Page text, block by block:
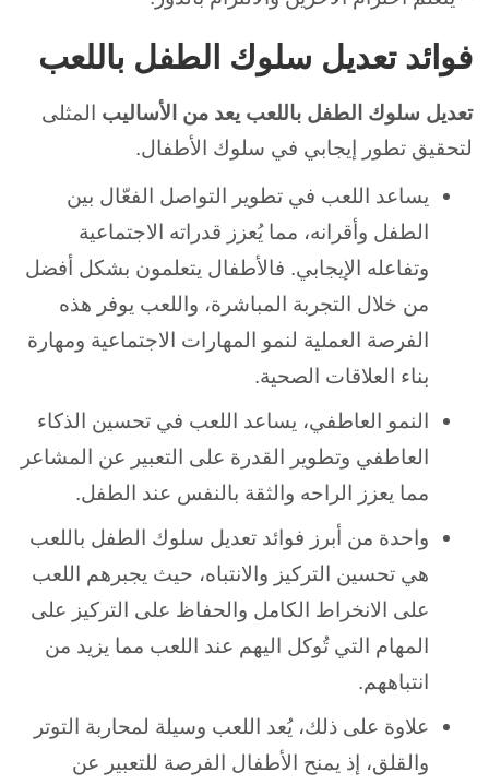
فوائد تعديل سلوك الطفل باللعب
تعديل سلوك الطفل باللعب يعد من الأساليب المثلى
لتحقيق تطور إيجابي في سلوك الأطفال.
يساعد اللعب في تطوير التواصل الفعّال بين
الطفل وأقرانه، مما يُعزز قدراته الاجتماعية
وتفاعله الإيجابي. فالأطفال يتعلمون بشكل أفضل
من خلال التجربة المباشرة، واللعب يوفر هذه
الفرصة العملية لنمو المهارات الاجتماعية ومهارة
بناء العلاقات الصحية.
النمو العاطفي، يساعد اللعب في تحسين الذكاء
العاطفي وتطوير القدرة على التعبير عن المشاعر
مما يعزز الراحه والثقة بالنفس عند الطفل.
واحدة من أبرز فوائد تعديل سلوك الطفل باللعب
هي تحسين التركيز والانتباه، حيث يجبرهم اللعب
على الانخراط الكامل والحفاظ على التركيز على
المهام التي تُوكل اليهم عند اللعب مما يزيد من
انتباههم.
علاوة على ذلك، يُعد اللعب وسيلة لمحاربة التوتر
والقلق، إذ يمنح الأطفال الفرصة للتعبير عن